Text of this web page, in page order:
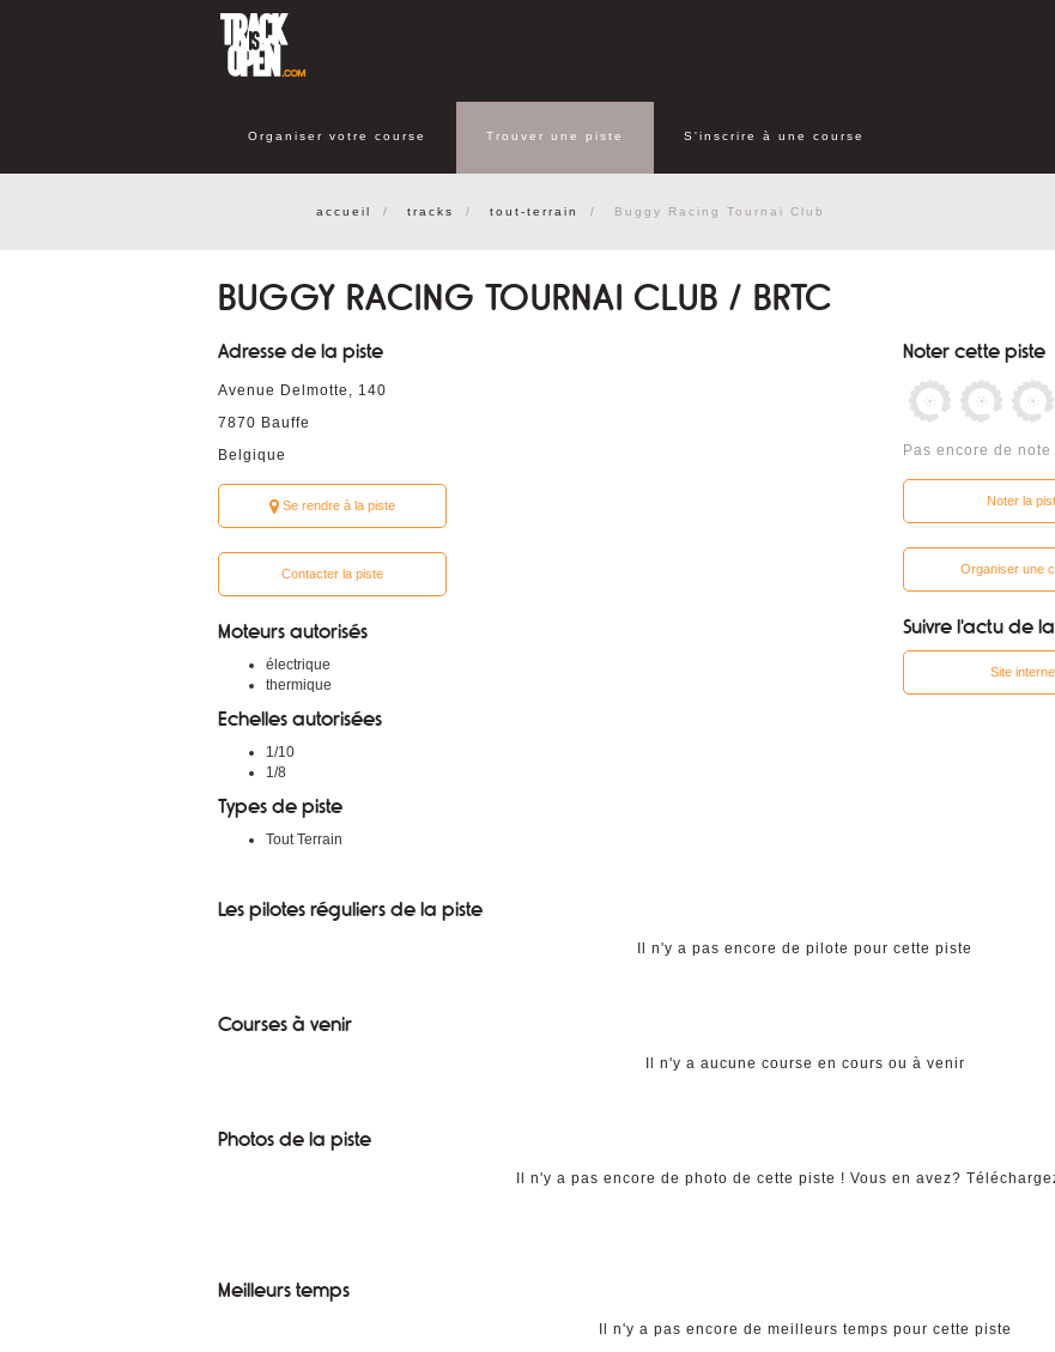
Organiser votre course Trouver une piste S'inscrire à une course
accueil tracks tout-terrain Buggy Racing Tournai Club
BUGGY RACING TOURNAI CLUB / BRTC
Adresse de la piste
Avenue Delmotte, 140
7870 Bauffe
Belgique
Se rendre à la piste
Contacter la piste
Moteurs autorisés
électrique
thermique
Echelles autorisées
1/10
1/8
Types de piste
Tout Terrain
Noter cette piste
Pas encore de note
Noter la
Organiser une
Suivre l'actu de la
Site
Les pilotes réguliers de la piste
Il n'y a pas encore de pilote pour cette piste
Courses à venir
Il n'y a aucune course en cours ou à venir
Photos de la piste
Il n'y a pas encore de photo de cette piste ! Vous en avez?
Meilleurs temps
Il n'y a pas encore de meilleurs temps pour cette piste